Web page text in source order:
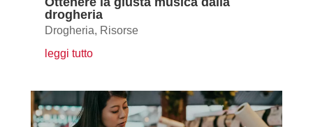
drogheria
Drogheria, Risorse
leggi tutto